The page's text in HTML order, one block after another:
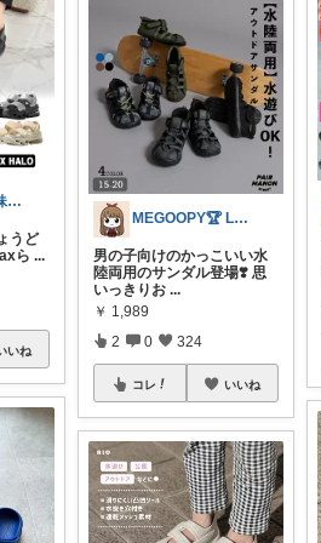
さや@30代姉妹ママ
うど
ら ...
いね
MEGOOPY🏆 LᵒᵛᵉᎽ༠ᐡ❤︎
男の子向けのかっこいい水
陸両用のサンダル登場❣️ 思
いっきりお ...
￥ 1,989
2 0 324
コレ いいね